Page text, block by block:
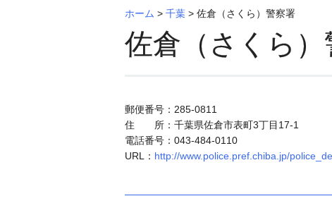
ホーム > 千葉> 佐倉（さくら）警察署
佐倉（さくら）
郵便番号：285-0811
住 所：千葉県佐倉市表町3丁目17-1
電話番号：043-484-0110
URL： http://www.police.pref.chiba.jp/